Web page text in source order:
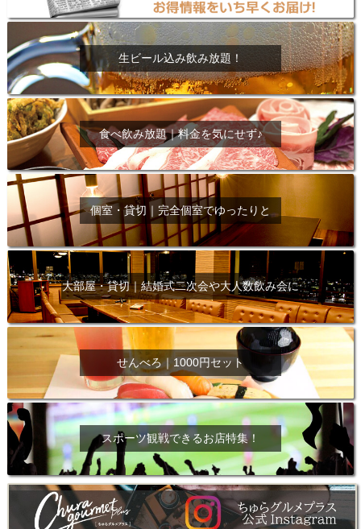
生ビール込み飲み放題！
食べ飲み放題｜料金を気にせず♪
個室・貸切｜完全個室でゆったりと
大部屋・貸切｜結婚式二次会や大人数飲み会に
せんべろ｜1000円セット
スポーツ観戦できるお店特集！